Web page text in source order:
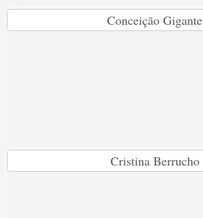
Conceição Gigante
Cristina Berrucho